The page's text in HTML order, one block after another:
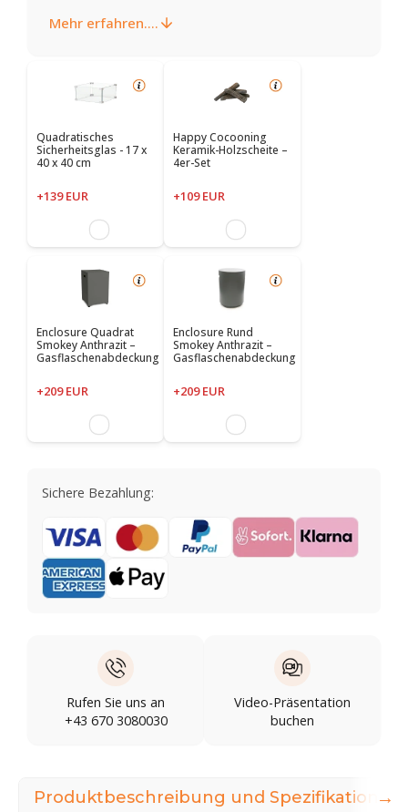
Mehr erfahren....
Quadratisches
Sicherheitsglas - 17 x
40 x 40 cm
+139 EUR
Happy Cocooning
Keramik-Holzscheite –
4er-Set
+109 EUR
Enclosure Quadrat
Smokey Anthrazit –
Gasflaschenabdeckung
+209 EUR
Enclosure Rund
Smokey Anthrazit –
Gasflaschenabdeckung
+209 EUR
Sichere Bezahlung:
Rufen Sie uns an
+43 670 3080030
Video-Präsentation
buchen
Produktbeschreibung und Spezifikationen
→